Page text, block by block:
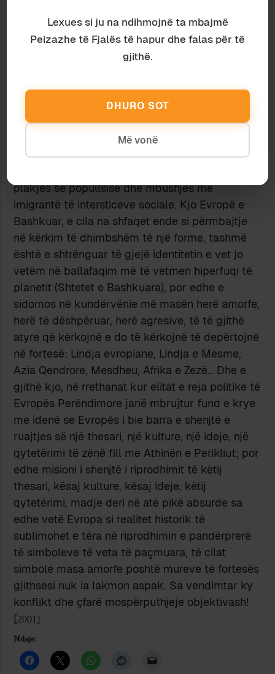
defertilizuara, do të përqendrohet në ruajtjen
dhe riprodhimin e strukturave të pushtetit dhe të
komunikimit, si instrument bazë i ushtrimit të
sepse digital.
Mbetet megjithatë e vërtetë se Evropa e
Bashkuar – e cila si projekt i përket epokës së
Luftës së Ftohtë – mund të shërbejë farë mirë si
një kundërmasë ndaj atrofisë së shteteve-
plakjes së popullsisë dhe mbushjes me
imigrantë të intersticeve sociale. Kjo Evropë e
Bashkuar, e cila na shfaqet ende si përmbajtje
në kërkim të dhimbshëm të një forme, tashmë
është e shtrënguar të gjejë identitetin e vet jo
vetëm në ballafaqim më të vetmen hiperfuqi të
planetit (Shtetet e Bashkuara), por edhe e
sidomos në kundërvënie më masën herë amorfe,
herë të dëshpëruar, herë agresive, të të gjithë
atyre që kërkojnë e do të kërkojnë të depërtojnë
në fortesë: Lindja evropiane, Lindja e Mesme,
Azia Qendrore, Mesdheu, Afrika e Zezë… Dhe e
gjithë kjo, në rrethanat kur elitat e reja politike të
Evropës Perëndimore janë mbrujtur fund e krye
me idenë se Evropës i bie barra e shenjtë e
ruajtjes së një thesari, një kulture, një ideje, një
qytetërimi të zënë fill me Athinën e Perikliut; por
edhe misioni i shenjtë i riprodhimit të këtij
thesari, kësaj kulture, kësaj ideje, këtij
qytetërimi, madje deri në atë pikë absurde sa
edhe vetë Evropa si realitet historik të
sublimohet e tëra në riprodhimin e pandërprerë
të simboleve të veta të paçmuara, të cilat
simbole masa amorfe poshtë mureve të fortesës
gjithsesi nuk ia lakmon aspak. Sa vendimtar ky
konflikt dhe çfarë mospërputhjeje objektivash!
[2001]
Ndaje:
Lexues si ju na ndihmojnë ta mbajmë
Peizazhe të Fjalës të hapur dhe falas për të
gjithë.
DHURO SOT
Më vonë